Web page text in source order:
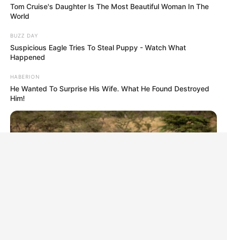
Tom Cruise's Daughter Is The Most Beautiful Woman In The
World
BUZZ DAY
Suspicious Eagle Tries To Steal Puppy - Watch What
Happened
HABERION
He Wanted To Surprise His Wife. What He Found Destroyed
Him!